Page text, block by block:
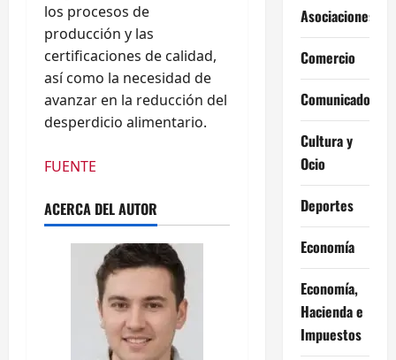
los procesos de
producción y las
certificaciones de calidad,
así como la necesidad de
avanzar en la reducción del
desperdicio alimentario.
FUENTE
ACERCA DEL AUTOR
Asociaciones
Comercio
Comunicados
Cultura y
Ocio
Deportes
Economía
Economía,
Hacienda e
Impuestos